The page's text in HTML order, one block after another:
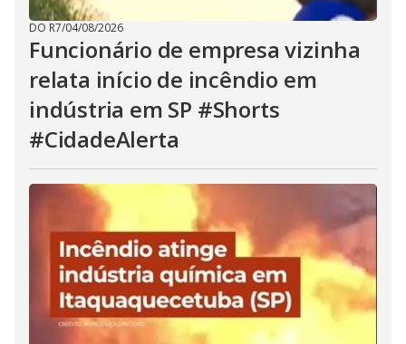
DO R7/04/08/2026
Funcionário de empresa vizinha
relata início de incêndio em
indústria em SP #Shorts
#CidadeAlerta